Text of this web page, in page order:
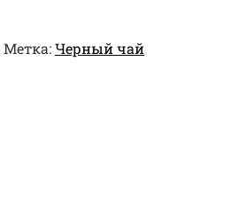
Метка:Черный чай